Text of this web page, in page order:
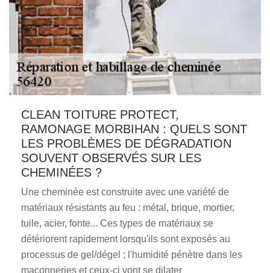
CLEAN TOITURE PROTECT,
RAMONAGE MORBIHAN : QUELS SONT
LES PROBLÈMES DE DÉGRADATION
SOUVENT OBSERVÉS SUR LES
CHEMINÉES ?
Une cheminée est construite avec une variété de
matériaux résistants au feu : métal, brique, mortier,
tuile, acier, fonte... Ces types de matériaux se
détériorent rapidement lorsqu'ils sont exposés au
processus de gel/dégel ; l'humidité pénètre dans les
maçonneries et ceux-ci vont se dilater